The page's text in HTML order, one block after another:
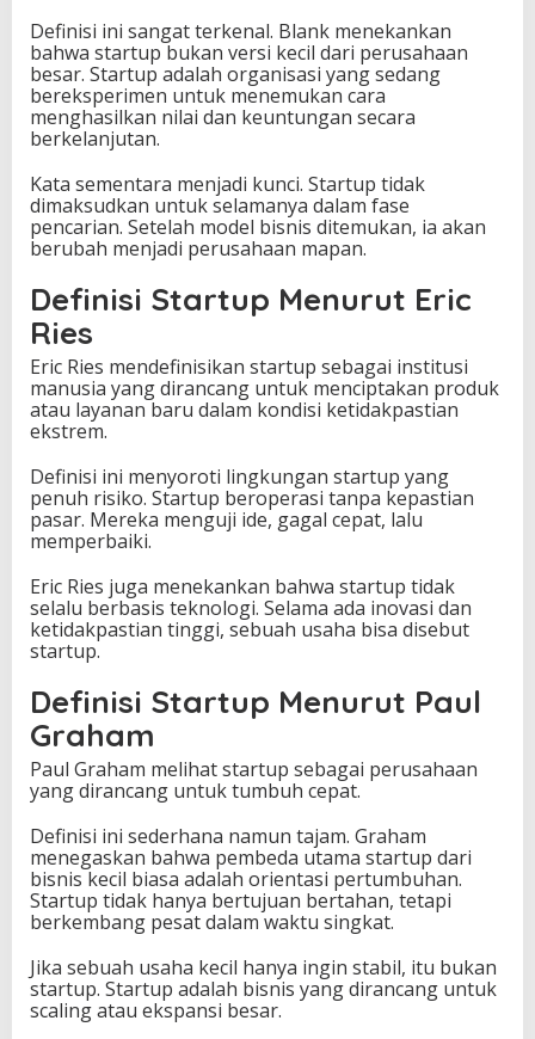
Definisi ini sangat terkenal. Blank menekankan
bahwa startup bukan versi kecil dari perusahaan
besar. Startup adalah organisasi yang sedang
bereksperimen untuk menemukan cara
menghasilkan nilai dan keuntungan secara
berkelanjutan.
Kata sementara menjadi kunci. Startup tidak
dimaksudkan untuk selamanya dalam fase
pencarian. Setelah model bisnis ditemukan, ia akan
berubah menjadi perusahaan mapan.
Definisi Startup Menurut Eric
Ries
Eric Ries mendefinisikan startup sebagai institusi
manusia yang dirancang untuk menciptakan produk
atau layanan baru dalam kondisi ketidakpastian
ekstrem.
Definisi ini menyoroti lingkungan startup yang
penuh risiko. Startup beroperasi tanpa kepastian
pasar. Mereka menguji ide, gagal cepat, lalu
memperbaiki.
Eric Ries juga menekankan bahwa startup tidak
selalu berbasis teknologi. Selama ada inovasi dan
ketidakpastian tinggi, sebuah usaha bisa disebut
startup.
Definisi Startup Menurut Paul
Graham
Paul Graham melihat startup sebagai perusahaan
yang dirancang untuk tumbuh cepat.
Definisi ini sederhana namun tajam. Graham
menegaskan bahwa pembeda utama startup dari
bisnis kecil biasa adalah orientasi pertumbuhan.
Startup tidak hanya bertujuan bertahan, tetapi
berkembang pesat dalam waktu singkat.
Jika sebuah usaha kecil hanya ingin stabil, itu bukan
startup. Startup adalah bisnis yang dirancang untuk
scaling atau ekspansi besar.